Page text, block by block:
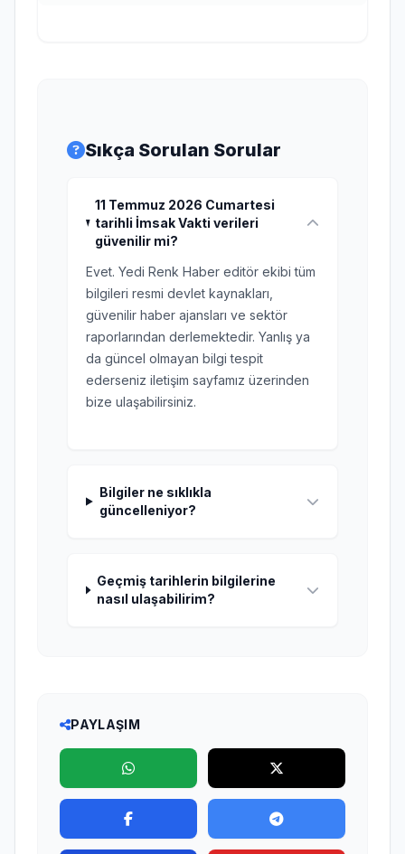
Sıkça Sorulan Sorular
11 Temmuz 2026 Cumartesi
tarihli İmsak Vakti verileri
güvenilir mi?
Evet. Yedi Renk Haber editör ekibi tüm
bilgileri resmi devlet kaynakları,
güvenilir haber ajansları ve sektör
raporlarından derlemektedir. Yanlış ya
da güncel olmayan bilgi tespit
ederseniz iletişim sayfamız üzerinden
bize ulaşabilirsiniz.
Bilgiler ne sıklıkla
güncelleniyor?
Geçmiş tarihlerin bilgilerine
nasıl ulaşabilirim?
PAYLAŞIM